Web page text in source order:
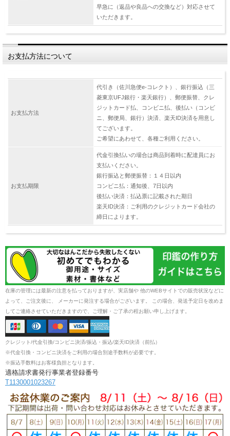
早急に（返品や良品への交換など）対応させて
いただきます。
お支払方法について
お支払方法
代引き（佐川急便e-コレクト）、銀行振込（三
菱東京UFJ銀行・楽天銀行）、郵便振替、クレ
ジットカード払、コンビニ払、後払い（コンビ
ニ、郵便局、銀行）決済、楽天ID決済を用意し
てございます。
ご希望にあわせて、各種ご利用ください。
お支払期限
代金引換払いの場合は商品到着時に配達員にお
支払いください。
銀行振込と郵便振替：１４日以内
コンビニ払：通知後、7日以内
後払い決済：払込票に記載された期日
楽天ID決済：ご利用のクレジットカード会社の
締日によります。
在庫の管理には最新の注意を払っておりますが、実店舗や 他のWEBサイトでの販売状況などに
よって、ご注文後に、 メーカーに発注する場合がございます。 この場合、発送予定日を改めま
してご連絡させていただきますので、ご理解・ご了承の程お願い申し上げます。
クレジット/代金引換/コンビニ決済/振込・振込/楽天ID決済（前払）
※代金引換・コンビニ決済をご利用の場合別途手数料が必要です。
※振込手数料はお客様負担となります。
適格請求書発行事業者登録番号
T1130001023267